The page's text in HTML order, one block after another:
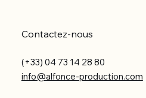
Contactez-nous
(+33) 04 73 14 28 80
info@alfonce-production.com